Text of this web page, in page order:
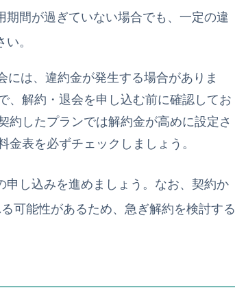
間が過ぎていない場合でも、一定の違
。
には、違約金が発生する場合がありま
、解約・退会を申し込む前に確認してお
約したプランでは解約金が高めに設定さ
表を必ずチェックしましょう。
し込みを進めましょう。なお、契約か
可能性があるため、急ぎ解約を検討する